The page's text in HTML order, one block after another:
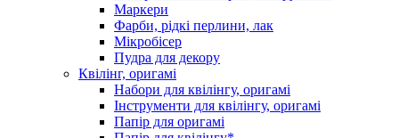
Маркери
Фарби, рідкі перлини, лак
Мікробісер
Пудра для декору
Квілінг, оригамі
Набори для квілінгу, оригамі
Інструменти для квілінгу, оригамі
Папір для оригамі